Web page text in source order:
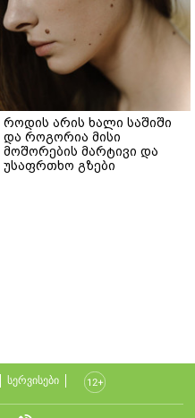
როდის არის ხალი საშიში
და როგორია მისი
მოშორების მარტივი და
უსაფრთხო გზები
სერვისები